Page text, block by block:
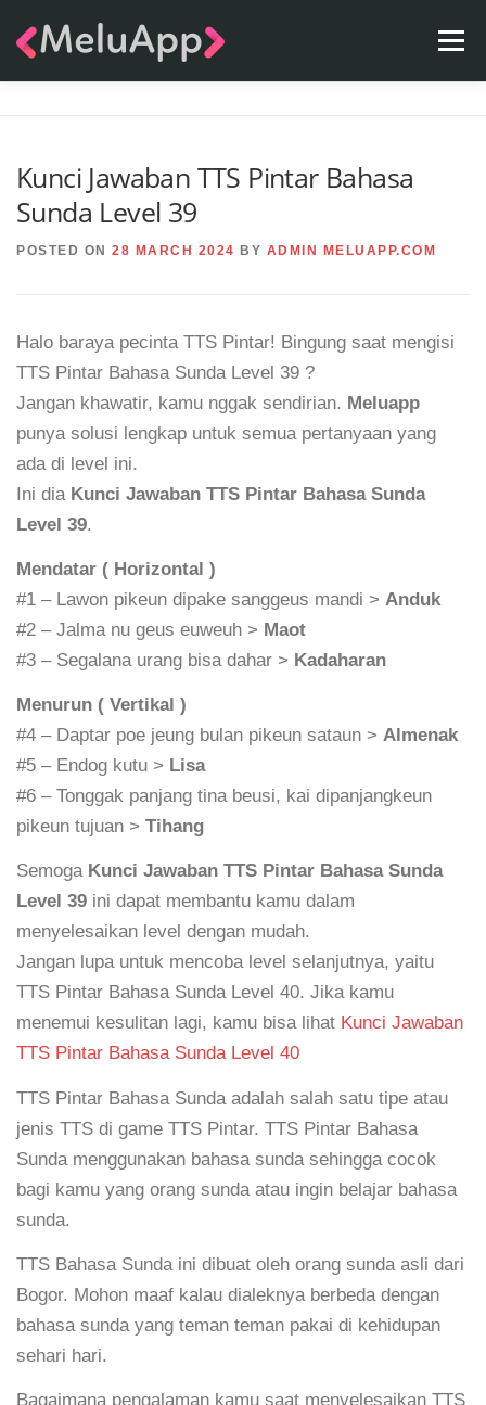
Menu
Kunci Jawaban TTS Pintar Bahasa
Sunda Level 39
POSTED ON 28 MARCH 2024 BY ADMIN MELUAPP.COM
Halo baraya pecinta TTS Pintar! Bingung saat mengisi
TTS Pintar Bahasa Sunda Level 39 ?
Jangan khawatir, kamu nggak sendirian. Meluapp
punya solusi lengkap untuk semua pertanyaan yang
ada di level ini.
Ini dia Kunci Jawaban TTS Pintar Bahasa Sunda
Level 39.
Mendatar ( Horizontal )
#1 – Lawon pikeun dipake sanggeus mandi > Anduk
#2 – Jalma nu geus euweuh > Maot
#3 – Segalana urang bisa dahar > Kadaharan
Menurun ( Vertikal )
#4 – Daptar poe jeung bulan pikeun sataun > Almenak
#5 – Endog kutu > Lisa
#6 – Tonggak panjang tina beusi, kai dipanjangkeun
pikeun tujuan > Tihang
Semoga Kunci Jawaban TTS Pintar Bahasa Sunda
Level 39 ini dapat membantu kamu dalam
menyelesaikan level dengan mudah.
Jangan lupa untuk mencoba level selanjutnya, yaitu
TTS Pintar Bahasa Sunda Level 40. Jika kamu
menemui kesulitan lagi, kamu bisa lihat Kunci Jawaban
TTS Pintar Bahasa Sunda Level 40
TTS Pintar Bahasa Sunda adalah salah satu tipe atau
jenis TTS di game TTS Pintar. TTS Pintar Bahasa
Sunda menggunakan bahasa sunda sehingga cocok
bagi kamu yang orang sunda atau ingin belajar bahasa
sunda.
TTS Bahasa Sunda ini dibuat oleh orang sunda asli dari
Bogor. Mohon maaf kalau dialeknya berbeda dengan
bahasa sunda yang teman teman pakai di kehidupan
sehari hari.
Bagaimana pengalaman kamu saat menyelesaikan TTS